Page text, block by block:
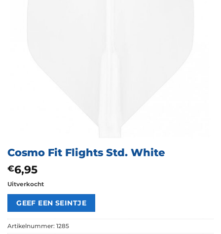
Cosmo Fit Flights Std. White
€6,95
Uitverkocht
Artikelnummer: 1285